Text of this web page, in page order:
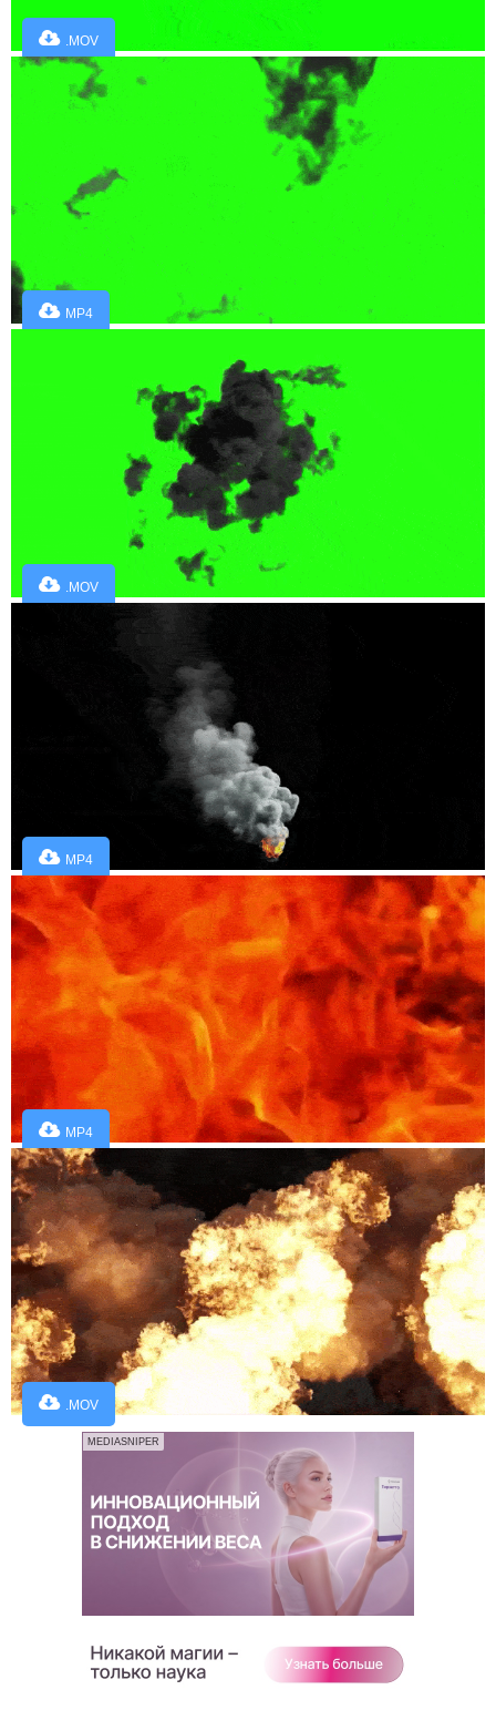
.MOV
MP4
.MOV
MP4
MP4
.MOV
MEDIASNIPER